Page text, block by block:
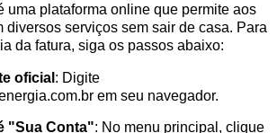
uma plataforma online que permite aos
diversos serviços sem sair de casa. Para
da fatura, siga os passos abaixo:
oficial : Digite
em seu navegador.
"Sua Conta": No menu principal, clique